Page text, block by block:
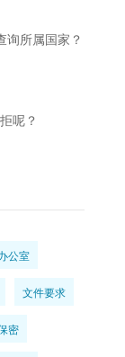
询所属国家？
呢？
公室
文件要求
密